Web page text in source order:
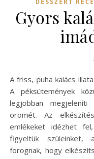
Gyors
A friss, puha kalács illata mindig képes elvarázsolni minket.
A péksütemények
legjobban
örömét. Az
emlékeket idézhet
figyeltük szüleinket,
forognak, hogy